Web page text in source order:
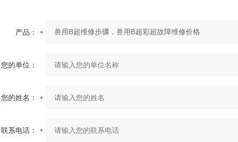
产品：
您的单位：
您的姓名：
联系电话：